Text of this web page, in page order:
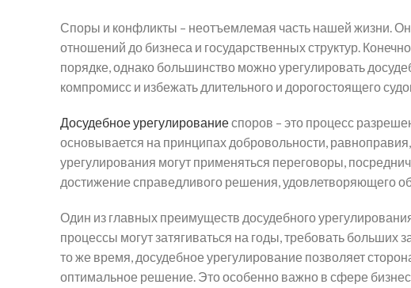
Споры и конфликты – неотъемлемая часть нашей жизни.
отношений до бизнеса и государственных структур.
порядке, однако большинство можно урегулировать
компромисс и избежать длительного и дорогостоящего
Досудебное урегулированиеспоров – это процесс
основывается на принципах добровольности,
урегулирования могут применяться переговоры,
достижение справедливого решения, удовлетворяющего
Один из главных преимуществ досудебного
процессы могут затягиваться на годы, требовать больших
то же время, досудебное урегулирование позволяет
оптимальное решение. Это особенно важно в сфере